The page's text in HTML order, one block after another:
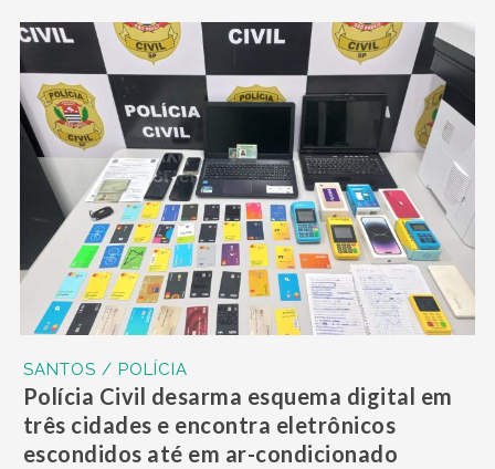
SANTOS / POLÍCIA
Polícia Civil desarma esquema digital em
três cidades e encontra eletrônicos
escondidos até em ar-condicionado